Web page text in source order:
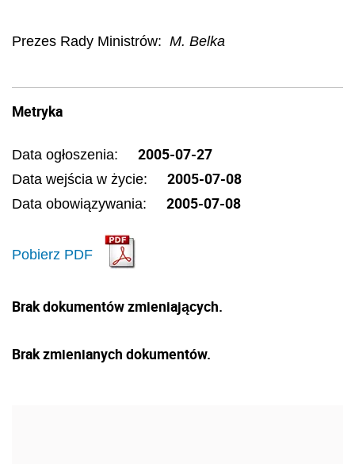
Prezes Rady Ministrów: M. Belka
Metryka
Data ogłoszenia: 2005-07-27
Data wejścia w życie: 2005-07-08
Data obowiązywania: 2005-07-08
Pobierz PDF
Brak dokumentów zmieniających.
Brak zmienianych dokumentów.